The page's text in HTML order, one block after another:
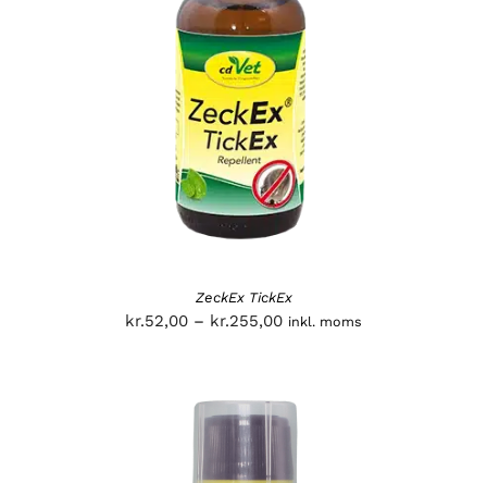
ZeckEx TickEx
kr.52,00 – kr.255,00Prisinterval:
kr.255,00
inkl. moms